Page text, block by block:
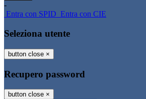
-
Entra con SPID Entra con CIE
Seleziona utente
button close ×
Recupero password
button close ×